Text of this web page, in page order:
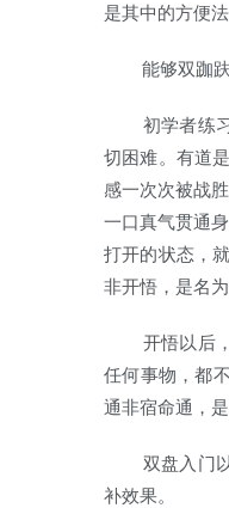
是其中的方便法
能够双跏趺
初学者练习
切困难。有道
感一次次被战
一口真气贯通
打开的状态，
非开悟，是名为
开悟以后，
任何事物，都
通非宿命通，是
双盘入门以
补效果。